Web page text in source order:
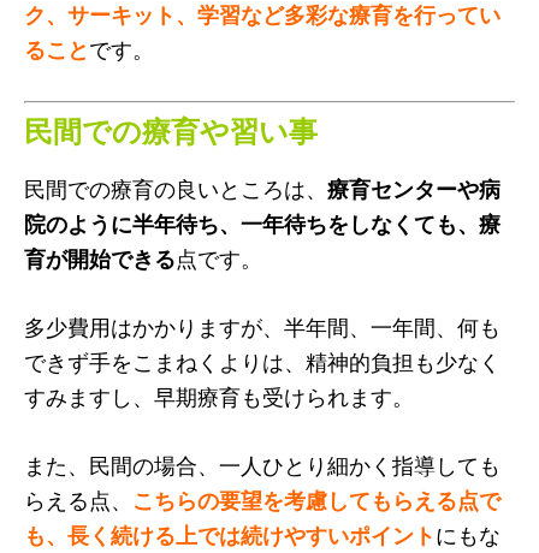
ク、サーキット、学習など多彩な療育を行ってい
ることです。
民間での療育や習い事
民間での療育の良いところは、 療育センターや病
院のように半年待ち、一年待ちをしなくても、療
育が開始できる点です。
多少費用はかかりますが、半年間、一年間、何も
できず手をこまねくよりは、精神的負担も少なく
すみますし、早期療育も受けられます。
また、民間の場合、一人ひとり細かく指導しても
らえる点、 こちらの要望を考慮してもらえる点で
も、長く続ける上では続けやすいポイントにもな